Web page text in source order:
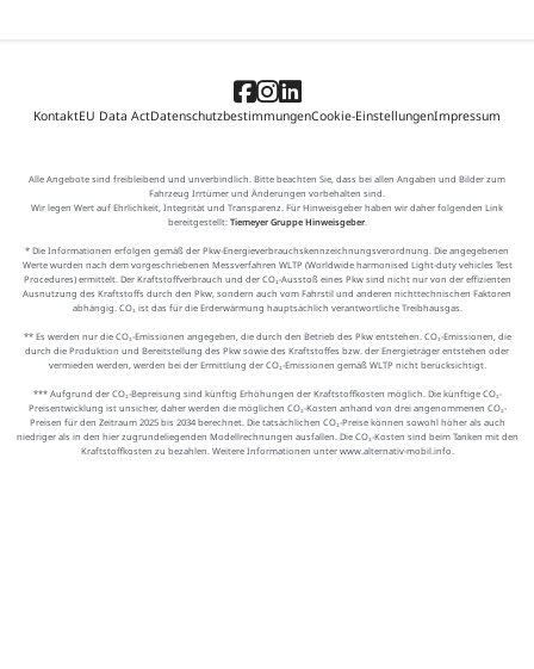
KontaktEU Data ActDatenschutzbestimmungenCookie-EinstellungenImpressum
Alle Angebote sind freibleibend und unverbindlich. Bitte beachten Sie, dass bei allen Angaben und Bilder zum
Fahrzeug Irrtümer und Änderungen vorbehalten sind.
Wir legen Wert auf Ehrlichkeit, Integrität und Transparenz. Für Hinweisgeber haben wir daher folgenden Link
bereitgestellt: Tiemeyer Gruppe Hinweisgeber.
* Die Informationen erfolgen gemäß der Pkw-Energieverbrauchskennzeichnungsverordnung. Die angegebenen
Werte wurden nach dem vorgeschriebenen Messverfahren WLTP (Worldwide harmonised Light-duty vehicles Test
Procedures) ermittelt. Der Kraftstoffverbrauch und der CO₂-Ausstoß eines Pkw sind nicht nur von der effizienten
Ausnutzung des Kraftstoffs durch den Pkw, sondern auch vom Fahrstil und anderen nichttechnischen Faktoren
abhängig. CO₂ ist das für die Erderwärmung hauptsächlich verantwortliche Treibhausgas.
** Es werden nur die CO₂-Emissionen angegeben, die durch den Betrieb des Pkw entstehen. CO₂-Emissionen, die
durch die Produktion und Bereitstellung des Pkw sowie des Kraftstoffes bzw. der Energieträger entstehen oder
vermieden werden, werden bei der Ermittlung der CO₂-Emissionen gemäß WLTP nicht berücksichtigt.
*** Aufgrund der CO₂-Bepreisung sind künftig Erhöhungen der Kraftstoffkosten möglich. Die künftige CO₂-
Preisentwicklung ist unsicher, daher werden die möglichen CO₂-Kosten anhand von drei angenommenen CO₂-
Preisen für den Zeitraum 2025 bis 2034 berechnet. Die tatsächlichen CO₂-Preise können sowohl höher als auch
niedriger als in den hier zugrundeliegenden Modellrechnungen ausfallen. Die CO₂-Kosten sind beim Tanken mit den
Kraftstoffkosten zu bezahlen. Weitere Informationen unter www.alternativ-mobil.info.